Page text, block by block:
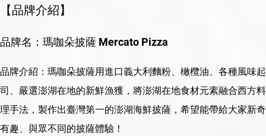
【品牌介紹】
品牌名：瑪咖朵披薩 Mercato Pizza
品牌介紹：瑪咖朵披薩用進口義大利麵粉、橄欖油、各種風味起
司、嚴選澎湖在地的新鮮漁獲，將澎湖在地食材元素融合西方料
理手法，製作出臺灣第一的澎湖海鮮披薩，希望能帶給大家新奇
有趣、與眾不同的披薩體驗！